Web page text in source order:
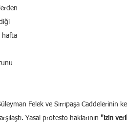
hafta
Felek ve Sırrıpaşa Caddelerinin
Yasal protesto haklarının "izin